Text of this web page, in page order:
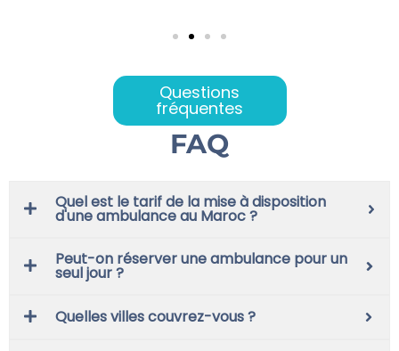
Questions
fréquentes
FAQ
Quel est le tarif de la mise à disposition
d'une ambulance au Maroc ?
Peut-on réserver une ambulance pour un
seul jour ?
Quelles villes couvrez-vous ?